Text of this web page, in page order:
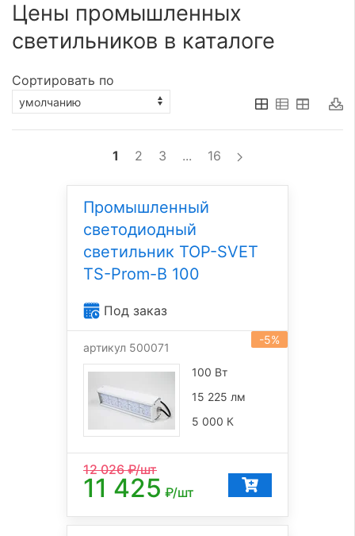
Цены промышленных
светильников в каталоге
Сортировать по
1 2 3 ... 16
Промышленный
светодиодный
светильник TOP-SVET
TS-Prom-B 100
Под заказ
-5%
артикул 500071
100 Вт
15 225 лм
5 000 К
12 026₽/шт
11 425 ₽/шт